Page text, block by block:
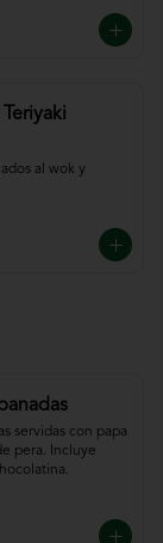
al wok y
servidas con papa
pera. Incluye